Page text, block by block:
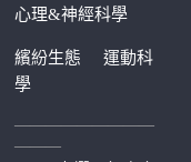
心理&神經科學
繽紛生態運動科
學
—————————
———